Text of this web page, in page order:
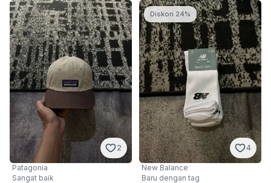
2
Patagonia
Sangat baik
Diskon 24%
4
New Balance
Baru dengan tag